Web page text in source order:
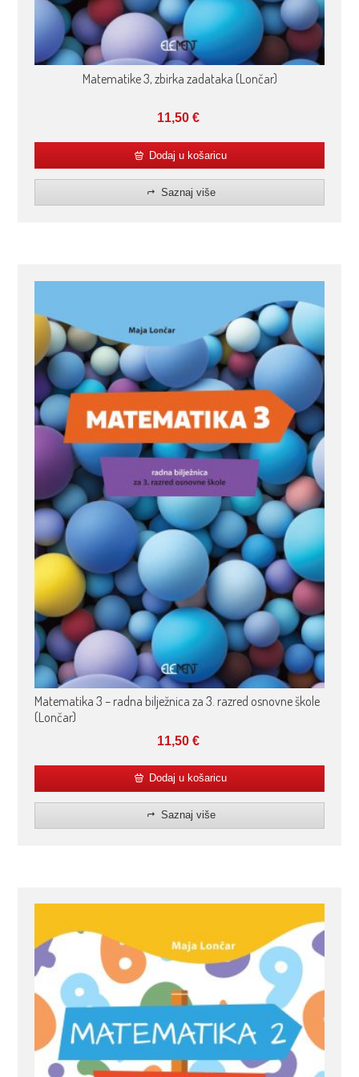
Matematike 3, zbirka zadataka (Lončar)
11,50 €
Dodaj u košaricu
Saznaj više
Matematika 3 – radna bilježnica za 3. razred osnovne škole
(Lončar)
11,50 €
Dodaj u košaricu
Saznaj više